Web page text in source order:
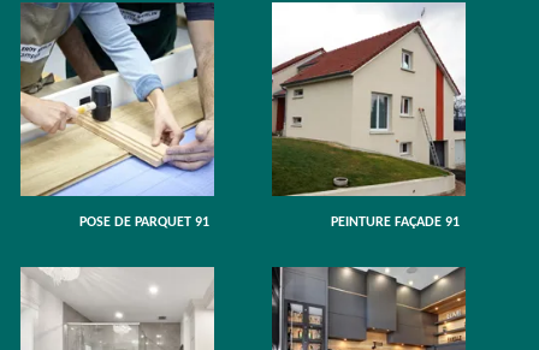
POSE DE PARQUET 91 PEINTURE FAÇADE 91